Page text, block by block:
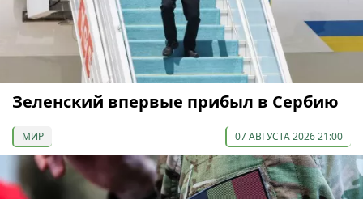
Зеленский впервые прибыл в Сербию
МИР 07 АВГУСТА 2026 21:00